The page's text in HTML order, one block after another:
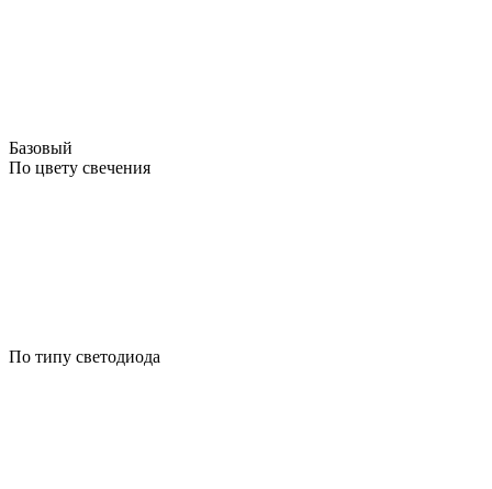
Базовый
По цвету свечения
По типу светодиода